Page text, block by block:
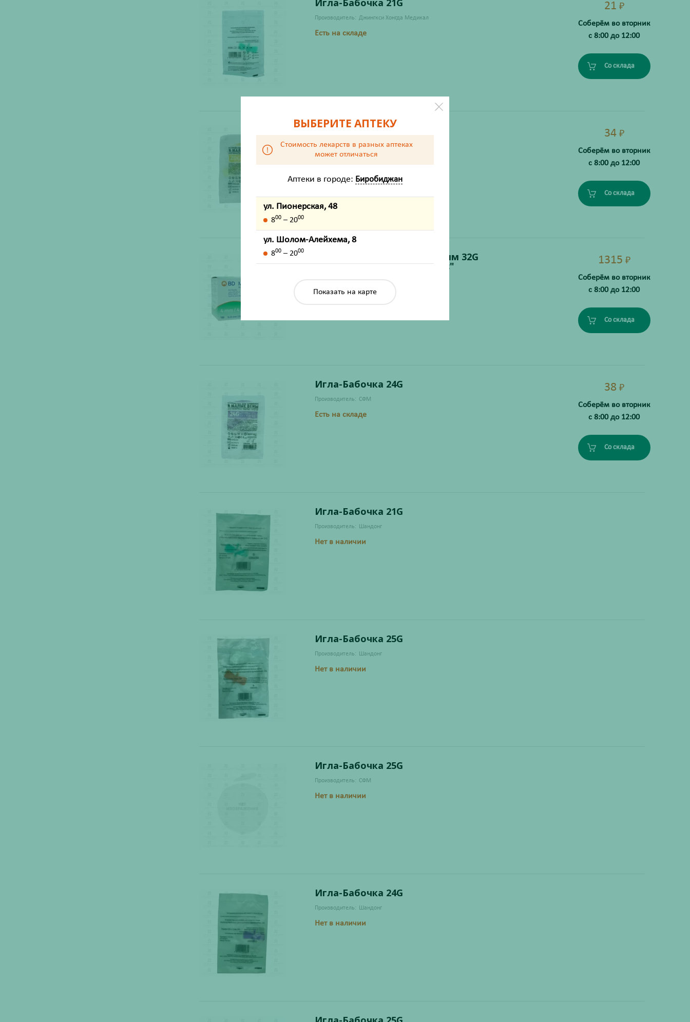
Игла-Бабочка 21G
Производитель: Джингкси Хонгда Медикал
Есть на складе
21 ₽
Соберём во вторник
с 8:00 до 12:00
Со склада
Игла-Бабочка 20G
Производитель: СФМ
34 ₽
Соберём во вторник
с 8:00 до 12:00
Со склада
Игла инъекционная 0,23х4мм 32G
№100 "BD МикроФайн Плюс"
Есть на складе
1315 ₽
Соберём во вторник
с 8:00 до 12:00
Со склада
Игла-Бабочка 24G
Производитель: СФМ
Есть на складе
38 ₽
Соберём во вторник
с 8:00 до 12:00
Со склада
Игла-Бабочка 21G
Производитель: Шандонг
Нет в наличии
Игла-Бабочка 25G
Производитель: Шандонг
Нет в наличии
Игла-Бабочка 25G
Производитель: СФМ
Нет в наличии
Игла-Бабочка 24G
Производитель: Шандонг
Нет в наличии
ВЫБЕРИТЕ АПТЕКУ
Стоимость лекарств в разных аптеках
может отличаться
Аптеки в городе: Биробиджан
ул. Пионерская, 48
800 – 2000
ул. Шолом-Алейхема, 8
800 – 2000
Показать на карте